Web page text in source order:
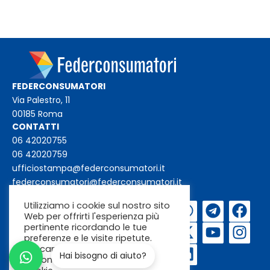
FEDERCONSUMATORI
Via Palestro, 11
00185 Roma
CONTATTI
06 42020755
06 42020759
ufficiostampa@federconsumatori.it
federconsumatori@federconsumatori.it
Iscriviti alla
newsletter
Utilizziamo i cookie sul nostro sito
Web per offrirti l'esperienza più
pertinente ricordando le tue
preferenze e le visite ripetute.
Cliccando su "Accetta"
acconsenti all'uso di TUTTI i
Hai bisogno di aiuto?